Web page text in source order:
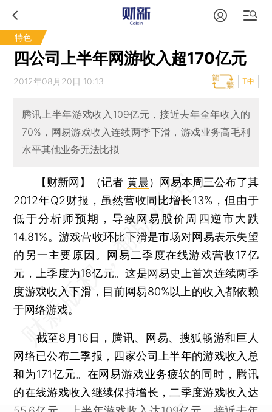
特色
四公司上半年网游收入超170亿元
2012年08月20日 10:13 T中
腾讯上半年游戏收入109亿元，接近去年全年收入的
70%，网易游戏收入连续两季下滑，游戏业务高毛利
水平其他业务无法比拟
【财新网】（记者 黄晨）
网易本周三公布了其
2012年Q2财报，虽然营收同比增长13%，但由于
低于分析师预期，导致网易股价周四逆市大跌
14.81%。游戏营收环比下滑是市场对网易表示失望
的另一主要原因。网易二季度在线游戏营收17亿
元，上季度为18亿元。这是网易史上首次连续两季
度游戏收入下滑，目前网易80%以上的收入都依赖
于网络游戏。
截至8月16日，腾讯、网易、搜狐畅游和巨人
网络已公布二季报，四家公司上半年的游戏收入总
和为171亿元。在网易游戏业务疲软的同时，腾讯
的在线游戏收入继续保持增长，二季度游戏收入达